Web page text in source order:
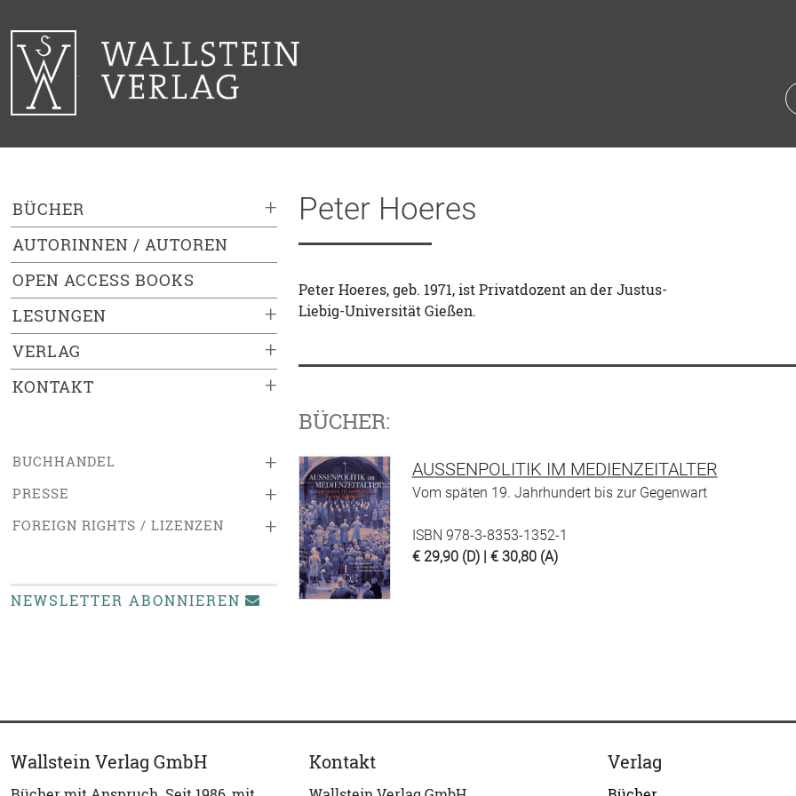
+
BÜCHER
AUTORINNEN / AUTOREN
OPEN ACCESS BOOKS
+
LESUNGEN
+
VERLAG
+
KONTAKT
+
BUCHHANDEL
+
PRESSE
+
FOREIGN RIGHTS / LIZENZEN
NEWSLETTER ABONNIEREN
Peter Hoeres
Peter Hoeres, geb. 1971, ist Privatdozent an der Justus-
Liebig-Universität Gießen.
BÜCHER:
AUSSENPOLITIK IM MEDIENZEITALTER
Vom späten 19. Jahrhundert bis zur Gegenwart
ISBN 978-3-8353-1352-1
€ 29,90 (D) | € 30,80 (A)
Wallstein Verlag GmbH Kontakt Verlag